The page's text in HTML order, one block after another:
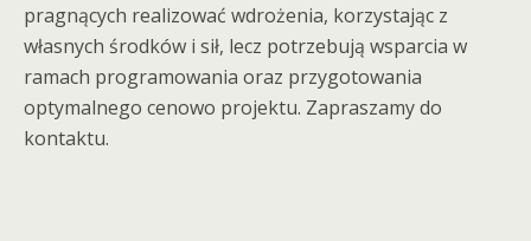
pragnących realizować wdrożenia, korzystając z
własnych środków i sił, lecz potrzebują wsparcia w
ramach programowania oraz przygotowania
optymalnego cenowo projektu. Zapraszamy do
kontaktu.